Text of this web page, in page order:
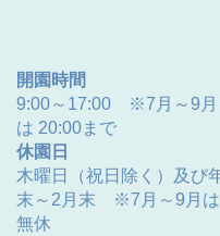
開園時間
9:00～17:00 ※7月～9月
は 20:00まで
休園日
木曜日（祝日除く）及び
末～2月末 ※7月～9月は
無休